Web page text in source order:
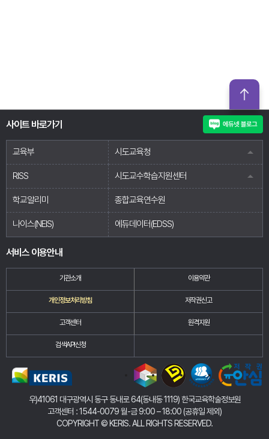
사이트 바로가기
교육부 시도교육청
RISS 시도교수학습지원센터
학교알리미 종합교육연수원
나이스(NEIS) 에듀데이터(EDSS)
서비스 이용안내
기관소개 이용약관
개인정보처리방침 저작권신고
고객센터 원격지원
검색API신청
우)41061 대구광역시 동구 동내로 64(동내동 1119) 한국교육학술정보원
고객센터 : 1544-0079 월-금 9:00 – 18:00 (공휴일 제외)
COPYRIGHT© KERIS. ALL RIGHTS RESERVED.